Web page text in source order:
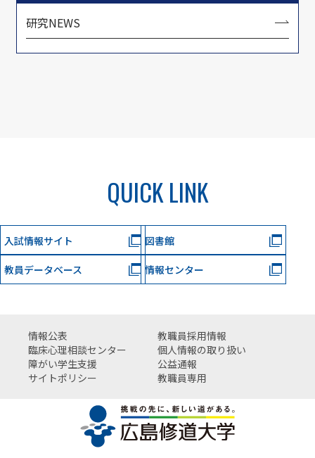
研究NEWS
QUICK LINK
入試情報サイト 図書館
教員データベース 情報センター
情報公表
教職員採用情報
臨床心理相談センター
個人情報の取り扱い
障がい学生支援
公益通報
サイトポリシー
教職員専用